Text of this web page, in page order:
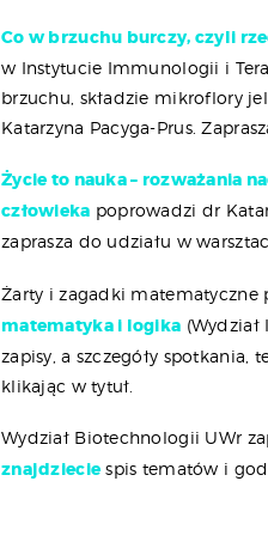
Co w brzuchu burczy, czyli
w Instytucie Immunologii i
brzuchu, składzie mikroflory
Katarzyna Pacyga-Prus.
Życie to nauka – rozważania
człowieka poprowadzi dr
zaprasza do udziału w
Żarty i zagadki matematyczne
matematyka i logika
zapisy, a szczegóły
klikając w tytuł.
Wydział Biotechnologii UWr
znajdzieciespis tematów i